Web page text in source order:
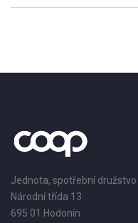
Jednota, spotřební družstvo
Národní třída 13
695 01 Hodonín